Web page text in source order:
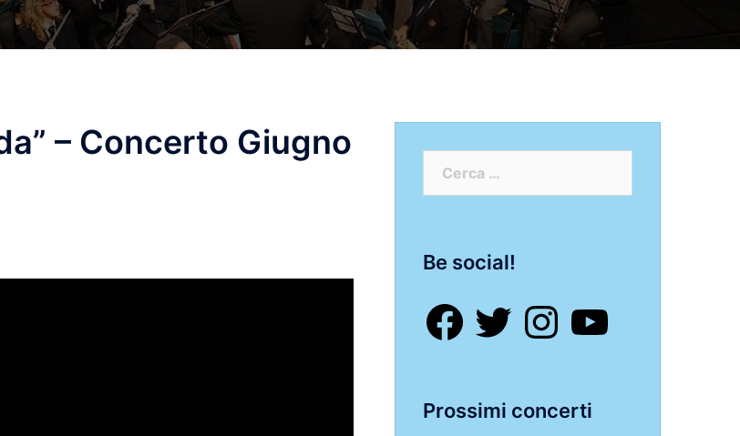
– Concerto Giugno
Be social!
FacebookTwitter InstagramYouTube
Prossimi concerti